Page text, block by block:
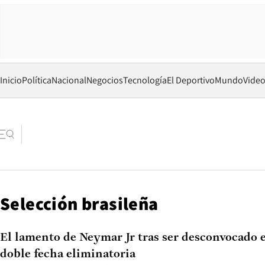
InicioPolíticaNacionalNegociosTecnologíaEl DeportivoMundo
Selección brasileña
El lamento de Neymar Jr tras ser desconvocado
doble fecha eliminatoria